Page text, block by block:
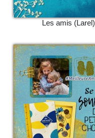
Les amis (Larel)